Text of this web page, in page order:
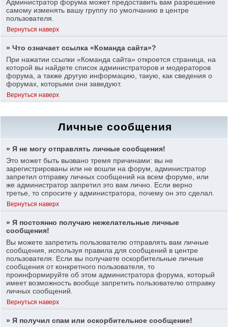
Администратор форума может предоставить вам разрешение
самому изменять вашу группу по умолчанию в центре
пользователя.
Вернуться наверх
» Что означает ссылка «Команда сайта»?
При нажатии ссылки «Команда сайта» откроется страница, на
которой вы найдете список администраторов и модераторов
форума, а также другую информацию, такую, как сведения о
форумах, которыми они заведуют.
Вернуться наверх
Личные сообщения
» Я не могу отправлять личные сообщения!
Это может быть вызвано тремя причинами: вы не
зарегистрированы или не вошли на форум, администратор
запретил отправку личных сообщений на всем форуме, или
же администратор запретил это вам лично. Если верно
третье, то спросите у администратора, почему он это сделал.
Вернуться наверх
» Я постоянно получаю нежелательные личные
сообщения!
Вы можете запретить пользователю отправлять вам личные
сообщения, используя правила для сообщений в центре
пользователя. Если вы получаете оскорбительные личные
сообщения от конкретного пользователя, то
проинформируйте об этом администратора форума, который
имеет возможность вообще запретить пользователю отправку
личных сообщений.
Вернуться наверх
» Я получил спам или оскорбительное сообщение!